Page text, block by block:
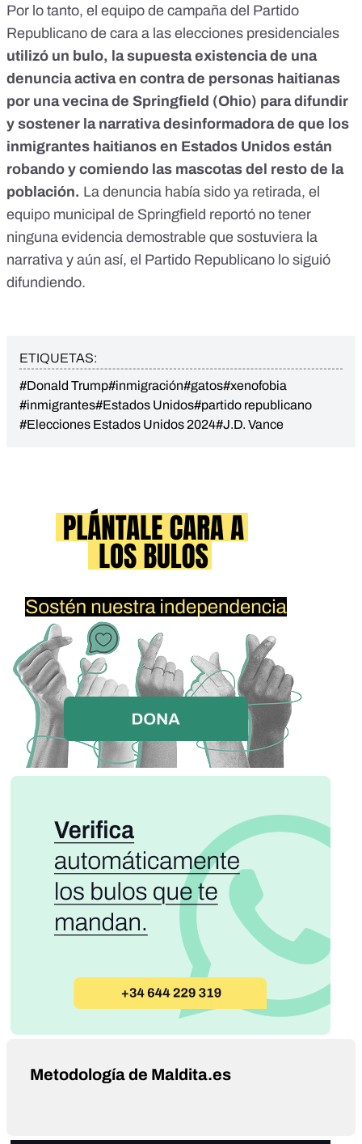
Por lo tanto, el equipo de campaña del Partido
Republicano de cara a las elecciones presidenciales
utilizó un bulo, la supuesta existencia de una
denuncia activa en contra de personas haitianas
por una vecina de Springfield (Ohio) para difundir
y sostener la narrativa desinformadora de que los
inmigrantes haitianos en Estados Unidos están
robando y comiendo las mascotas del resto de la
población. La denuncia había sido ya retirada, el
equipo municipal de Springfield reportó no tener
ninguna evidencia demostrable que sostuviera la
narrativa y aún así, el Partido Republicano lo siguió
difundiendo.
ETIQUETAS:
#Donald Trump#inmigración#gatos#xenofobia
#inmigrantes#Estados Unidos#partido republicano
#Elecciones Estados Unidos 2024#J.D. Vance
Metodología de Maldita.es